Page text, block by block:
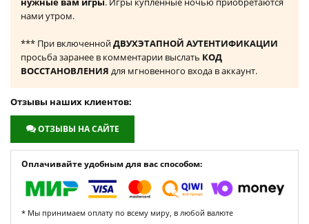
нами утром.
*** При включеннойДВУХЭТАПНОЙ АУТЕНТИФИКАЦИИ
просьба заранее в комментарии выслать КОД
ВОССТАНОВЛЕНИЯ для мгновенного входа в аккаунт.
Отзывы наших клиентов:
ОТЗЫВЫ НА САЙТЕ
Оплачивайте удобным для вас способом:
* Мы принимаем оплату по всему миру, в любой валюте